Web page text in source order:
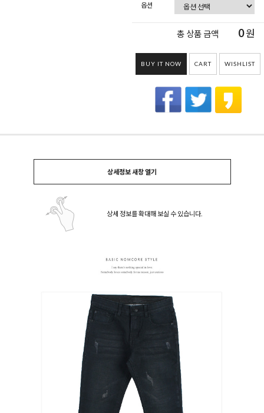
옵션
총 상품 금액 0원
BUY IT NOW CART WISHLIST
상세정보 새창 열기
상세 정보를 확대해 보실 수 있습니다.